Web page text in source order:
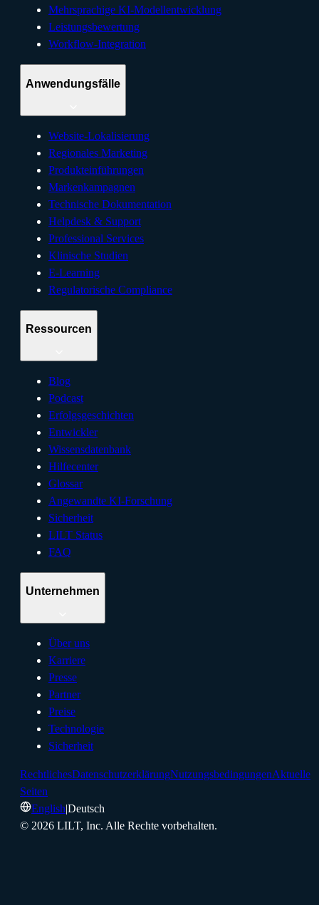
Mehrsprachige KI-Modellentwicklung
Leistungsbewertung
Workflow-Integration
Anwendungsfälle
Website-Lokalisierung
Regionales Marketing
Produkteinführungen
Markenkampagnen
Technische Dokumentation
Helpdesk & Support
Professional Services
Klinische Studien
E-Learning
Regulatorische Compliance
Ressourcen
Blog
Podcast
Erfolgsgeschichten
Entwickler
Wissensdatenbank
Hilfecenter
Glossar
Angewandte KI-Forschung
Sicherheit
LILT Status
FAQ
Unternehmen
Über uns
Karriere
Presse
Partner
Preise
Technologie
Sicherheit
RechtlichesDatenschutzerklärungNutzungsbedingungenAktuelle
Seiten
English|Deutsch
© 2026 LILT, Inc. Alle Rechte vorbehalten.